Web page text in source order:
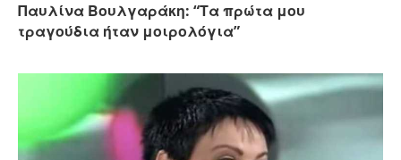
Παυλίνα Βουλγαράκη: “Τα πρώτα μου
τραγούδια ήταν μοιρολόγια”